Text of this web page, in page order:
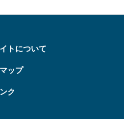
トについて
ップ
ク